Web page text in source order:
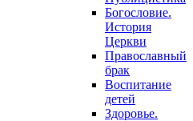
Богословие.
История
Церкви
Православный
брак
Воспитание
детей
Здоровье.